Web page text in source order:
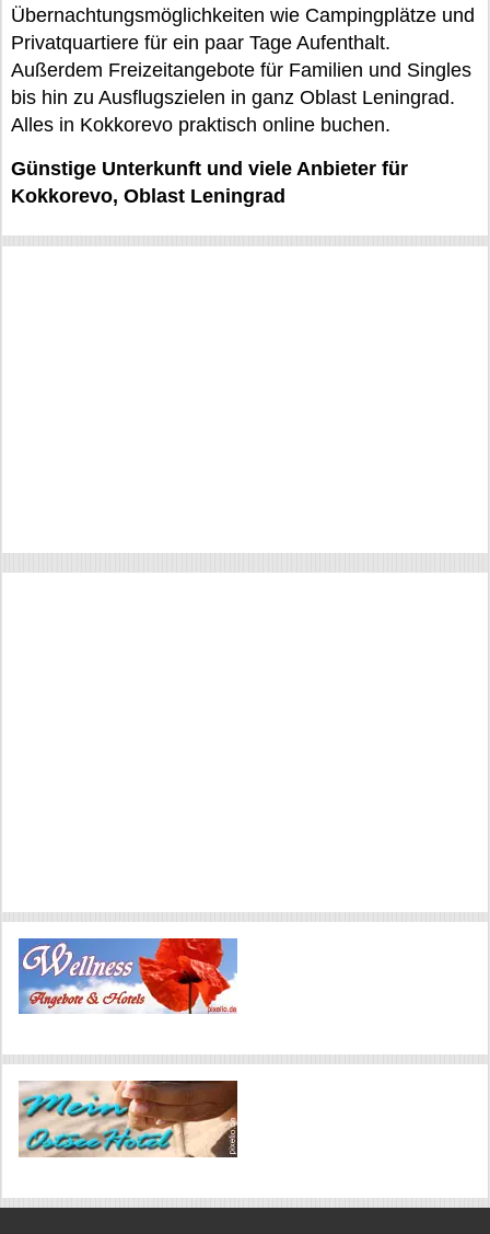
Übernachtungsmöglichkeiten wie Campingplätze und
Privatquartiere für ein paar Tage Aufenthalt.
Außerdem Freizeitangebote für Familien und Singles
bis hin zu Ausflugszielen in ganz Oblast Leningrad.
Alles in Kokkorevo praktisch online buchen.
Günstige Unterkunft und viele Anbieter für
Kokkorevo, Oblast Leningrad